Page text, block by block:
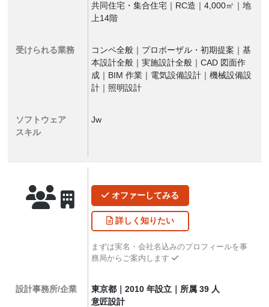
共同住宅・集合住宅｜RC造｜4,000㎡｜地
上14階
受けられる業務
コンペ全般｜プロポーザル・初期提案｜基
本設計全般｜実施設計全般｜CAD 図面作
成｜BIM 作業｜電気設備設計｜機械設備設
計｜照明設計
ソフトウェア
スキル
Jw
オファーしてみる
詳しく知りたい
まずは実名・会社名込みのプロフィールを事
務局からご案内します
設計事務所/企業
東京都｜2010 年設立｜所属 39 人
意匠設計